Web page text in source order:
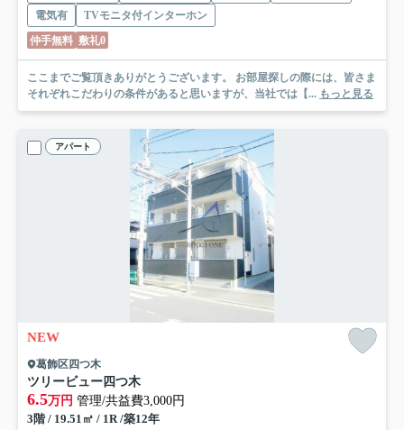
電気有
TVモニタ付インターホン
仲手無料 敷礼0
ここまでご覧頂きありがとうございます。 お部屋探しの際には、皆さま
それぞれこだわりの条件があると思いますが、当社では【... もっと見る
アパート
NEW
葛飾区四つ木
ツリービュー四つ木
6.5万円 管理/共益費3,000円
3階 / 19.51㎡ / 1R /築12年